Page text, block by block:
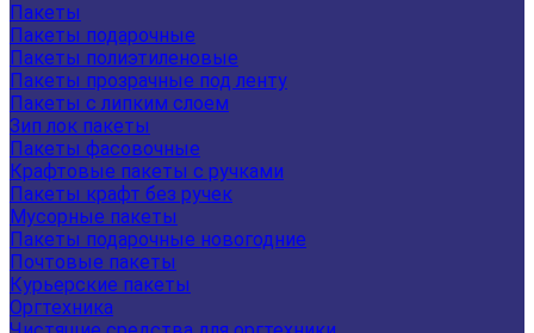
Пакеты
Пакеты подарочные
Пакеты полиэтиленовые
Пакеты прозрачные под ленту
Пакеты с липким слоем
Зип лок пакеты
Пакеты фасовочные
Крафтовые пакеты с ручками
Пакеты крафт без ручек
Мусорные пакеты
Пакеты подарочные новогодние
Почтовые пакеты
Курьерские пакеты
Оргтехника